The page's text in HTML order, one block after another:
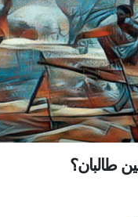
طالبان؟